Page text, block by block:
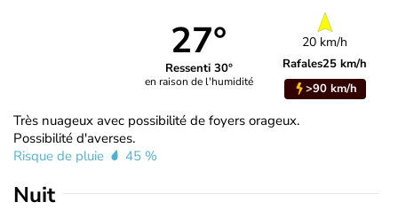
27°
Ressenti 30°
en raison de l'humidité
20 km/h
Rafales25 km/h
>90 km/h
Très nuageux avec possibilité de foyers orageux.
Possibilité d'averses.
Risque de pluie
45 %
Nuit